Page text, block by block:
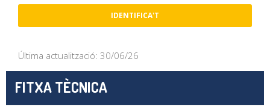
IDENTIFICA'T
Última actualització: 30/06/26
FITXA TÈCNICA